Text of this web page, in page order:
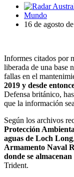
Mundo
16 de agosto
Informes citados por
liberada de una base
fallas en el
2019 y desde
Defensa británico,
que la información
Según los archivos
Protección
aguas de Loch Long
Armamento Naval
donde se
Trident.